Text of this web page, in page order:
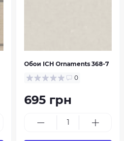
Обои ІСН Ornaments 368-7
0
695 грн